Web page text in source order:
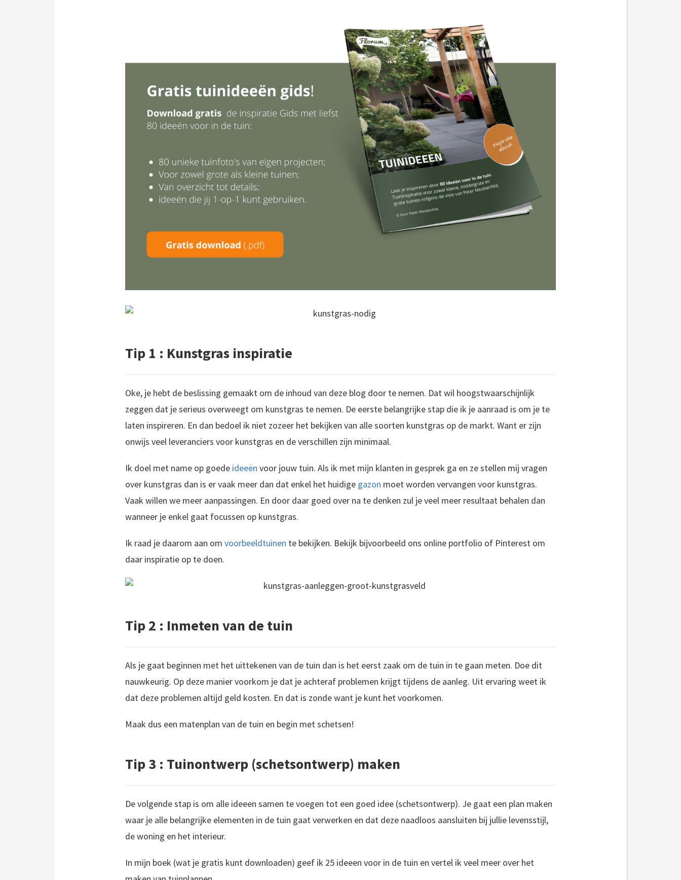
Tip 1 : Kunstgras inspiratie
Oke, je hebt de beslissing gemaakt om de inhoud van deze blog door te nemen. Dat wil hoogstwaarschijnlijk
zeggen dat je serieus overweegt om kunstgras te nemen. De eerste belangrijke stap die ik je aanraad is om je te
laten inspireren. En dan bedoel ik niet zozeer het bekijken van alle soorten kunstgras op de markt. Want er zijn
onwijs veel leveranciers voor kunstgras en de verschillen zijn minimaal.
Ik doel met name op goede ideeën voor jouw tuin. Als ik met mijn klanten in gesprek ga en ze stellen mij vragen
over kunstgras dan is er vaak meer dan dat enkel het huidige gazon moet worden vervangen voor kunstgras.
Vaak willen we meer aanpassingen. En door daar goed over na te denken zul je veel meer resultaat behalen dan
wanneer je enkel gaat focussen op kunstgras.
Ik raad je daarom aan om voorbeeldtuinen te bekijken. Bekijk bijvoorbeeld ons online portfolio of Pinterest om
daar inspiratie op te doen.
Tip 2 : Inmeten van de tuin
Als je gaat beginnen met het uittekenen van de tuin dan is het eerst zaak om de tuin in te gaan meten. Doe dit
nauwkeurig. Op deze manier voorkom je dat je achteraf problemen krijgt tijdens de aanleg. Uit ervaring weet ik
dat deze problemen altijd geld kosten. En dat is zonde want je kunt het voorkomen.
Maak dus een matenplan van de tuin en begin met schetsen!
Tip 3 : Tuinontwerp (schetsontwerp) maken
De volgende stap is om alle ideeen samen te voegen tot een goed idee (schetsontwerp). Je gaat een plan maken
waar je alle belangrijke elementen in de tuin gaat verwerken en dat deze naadloos aansluiten bij jullie levensstijl,
de woning en het interieur.
In mijn boek (wat je gratis kunt downloaden) geef ik 25 ideeen voor in de tuin en vertel ik veel meer over het